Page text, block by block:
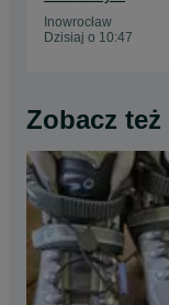
Inowrocław
Dzisiaj o 10:47
Zobacz też